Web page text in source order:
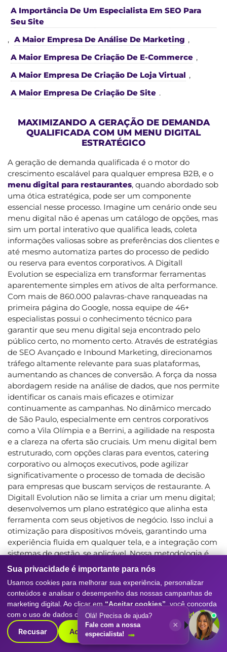
A Importância De Um Especialista Em SEO Para
Seu Site
, A Maior Empresa De Análise De Marketing ,
A Maior Empresa De Criação De E-Commerce ,
A Maior Empresa De Criação De Loja Virtual ,
A Maior Empresa De Criação De Site .
MAXIMIZANDO A GERAÇÃO DE DEMANDA
QUALIFICADA COM UM MENU DIGITAL
ESTRATÉGICO
A geração de demanda qualificada é o motor do
crescimento escalável para qualquer empresa B2B, e o
menu digital para restaurantes, quando abordado sob
uma ótica estratégica, pode ser um componente
essencial nesse processo. Imagine um cenário onde seu
menu digital não é apenas um catálogo de opções, mas
sim um portal interativo que qualifica leads, coleta
informações valiosas sobre as preferências dos clientes e
até mesmo automatiza partes do processo de pedido
ou reserva para eventos corporativos. A Digitall
Evolution se especializa em transformar ferramentas
aparentemente simples em ativos de alta performance.
Com mais de 860.000 palavras-chave ranqueadas na
primeira página do Google, nossa equipe de 46+
especialistas possui o conhecimento técnico para
garantir que seu menu digital seja encontrado pelo
público certo, no momento certo. Através de estratégias
de SEO Avançado e Inbound Marketing, direcionamos
tráfego altamente relevante para suas plataformas,
aumentando as chances de conversão. A força da nossa
abordagem reside na análise de dados, que nos permite
identificar os canais mais eficazes e otimizar
continuamente as campanhas. No dinâmico mercado
de São Paulo, especialmente em centros corporativos
como a Vila Olímpia e a Berrini, a agilidade na resposta
e a clareza na oferta são cruciais. Um menu digital bem
estruturado, com opções claras para eventos, catering
corporativo ou almoços executivos, pode agilizar
significativamente o processo de tomada de decisão
para empresas que buscam serviços de restaurante. A
Digitall Evolution não se limita a criar um menu digital;
desenvolvemos um plano estratégico que alinha esta
ferramenta com seus objetivos de negócio. Isso inclui a
otimização para dispositivos móveis, garantindo uma
experiência fluida em qualquer tela, e a integração com
sistemas de gestão, se aplicável. Nossa metodologia é
orientada a dados, assegurando que cada centavo
investido em marketing gere o máximo retorno.
Entendemos que o crescimento escalável não acontece
por acaso; é o resultado de estratégias inteligentes,
implementadas com precisão e acompanhadas de
perto. Acreditamos que a performance mensurável é a
chave para o sucesso sustentável.
Sua privacidade é importante para nós
Usamos cookies para melhorar sua experiência, personalizar
conteúdos e analisar o desempenho das nossas campanhas de
marketing digital. Ao clicar em “Aceitar cookies” , você concorda
com o uso de dados conforme nossaPolítica de Privacidade.
Recusar Aceitar cookies
Olá! Precisa de ajuda?
Fale com a nossa
especialista!
×